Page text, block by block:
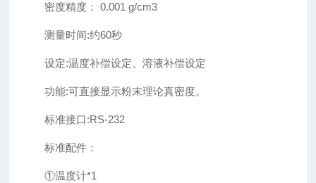
密度精度： 0.001 g/cm3
测量时间:约60秒
设定:温度补偿设定、溶液补偿设定
功能:可直接显示粉末理论真密度。
标准接口:RS-232
标准配件：
①温度计*1